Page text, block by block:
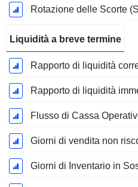
Rotazione delle Scorte
Liquidità a breve termine
Rapporto di liquidità
Rapporto di liquidità
Giorni di vendita non